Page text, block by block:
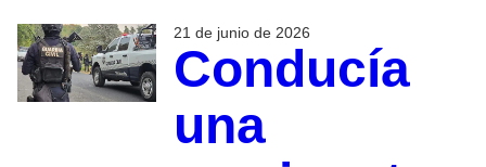
21 de junio de 2026
Conducía
una